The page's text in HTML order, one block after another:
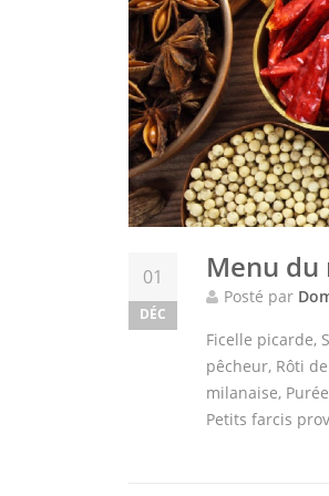
01
DÉC
Menu
Posté par
Ficelle picarde,
pêcheur, Rôti
milanaise,
Petits farcis